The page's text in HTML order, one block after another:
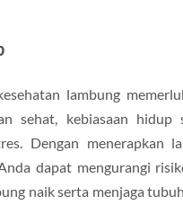
lambung
sehat, kebiasaan hidup
Dengan menerapkan
dapat mengurangi
naik serta menjaga